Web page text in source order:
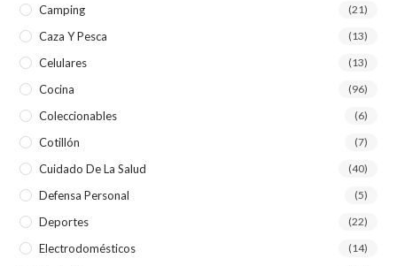
Camping (21)
Caza Y Pesca (13)
Celulares (13)
Cocina (96)
Coleccionables (6)
Cotillón (7)
Cuidado De La Salud (40)
Defensa Personal (5)
Deportes (22)
Electrodomésticos (14)